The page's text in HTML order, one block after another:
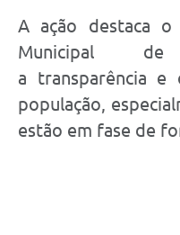
A ação destaca
Municipal
a transparência
população,
estão em fase de